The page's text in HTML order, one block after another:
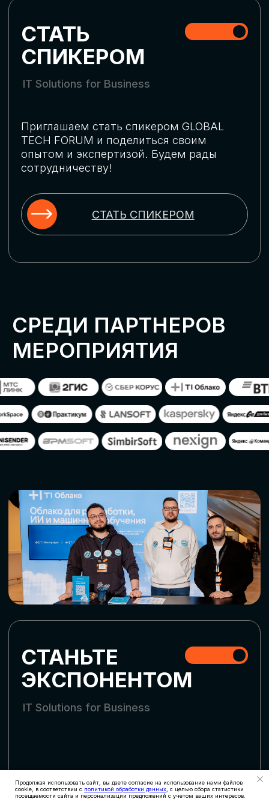
Продолжая использовать сайт, вы даете согласие на использование нами файлов
cookie, в соответствии с политикой обработки данных , с целью сбора статистики
посещаемости сайта и персонализации предложений с учетом ваших интересов.
ОСТАВИТЬ
ЗАЯВКУ
СТАТЬ ПАРТНЕРОМ
СКАЧАТЬ ПРОГРАММУ
СТАТЬ СПИКЕРОМ
Оставьте заявку, наши менеджеры
СТАТЬ УЧАСТНИКОМ